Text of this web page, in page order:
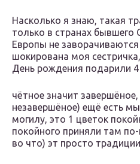
Насколько я знаю, такая
только в странах бывшего
Европы не
шокирована моя
День рождения подарили 4
чётное значит
незавершёное) ещё есть
могилу, это 1 цветок
покойного приняли там
во что) эт просто